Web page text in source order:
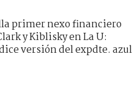
primer nexo financiero
y Kiblisky en La U:
versión del expdte. azul